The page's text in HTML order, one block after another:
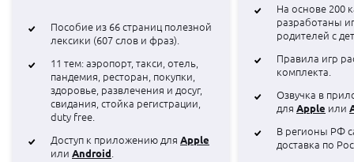
Пособие из 66 страниц полезной
лексики (607 слов и фраз).
11 тем: аэропорт, такси, отель,
пандемия, ресторан, покупки,
здоровье, развлечения и досуг,
свидания, стойка регистрации,
duty free.
Доступ к приложению для Apple
или Android.
На основе 200
разработаны
родителей с
Правила игр
комплекта.
Озвучка в
для Apple или
В регионы РФ
доставка по